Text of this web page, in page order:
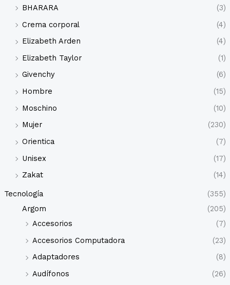
BHARARA
(3)
Crema corporal
(4)
Elizabeth Arden
(4)
Elizabeth Taylor
(1)
Givenchy
(6)
Hombre
(15)
Moschino
(10)
Mujer
(230)
Orientica
(7)
Unisex
(17)
Zakat
(14)
Tecnología
(355)
Argom
(205)
Accesorios
(7)
Accesorios Computadora
(23)
Adaptadores
(8)
Audífonos
(26)